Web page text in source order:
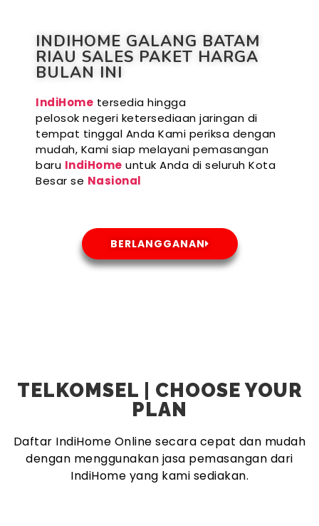
INDIHOME GALANG BATAM
RIAU SALES PAKET HARGA
BULAN INI
IndiHome tersedia hingga
pelosok negeri ketersediaan jaringan di
tempat tinggal Anda Kami periksa dengan
mudah, Kami siap melayani pemasangan
baru IndiHome untuk Anda di seluruh Kota
Besar se Nasional
BERLANGGANAN
TELKOMSEL | CHOOSE YOUR
PLAN
Daftar IndiHome Online secara cepat dan mudah
dengan menggunakan jasa pemasangan dari
IndiHome yang kami sediakan.